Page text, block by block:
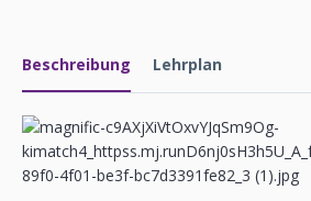
Beschreibung Lehrplan